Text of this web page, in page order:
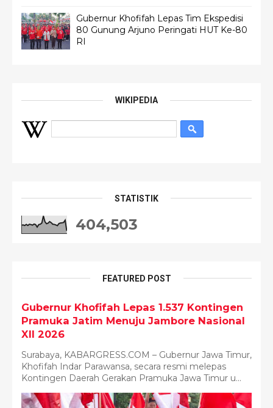
Gubernur Khofifah Lepas Tim Ekspedisi
80 Gunung Arjuno Peringati HUT Ke-80
RI
WIKIPEDIA
STATISTIK
404,503
FEATURED POST
Gubernur Khofifah Lepas 1.537 Kontingen
Pramuka Jatim Menuju Jambore Nasional
XII 2026
Surabaya, KABARGRESS.COM – Gubernur Jawa Timur,
Khofifah Indar Parawansa, secara resmi melepas
Kontingen Daerah Gerakan Pramuka Jawa Timur u...